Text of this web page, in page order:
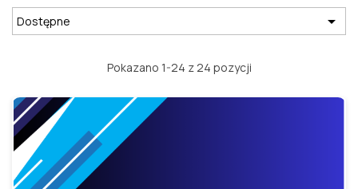
Dostępne 
Pokazano 1-24 z 24 pozycji